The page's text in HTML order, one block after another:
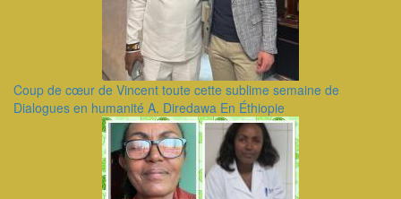
Coup de cœur de Vincent toute cette sublime semaine de
Dialogues en humanité A. Diredawa En Éthiopie